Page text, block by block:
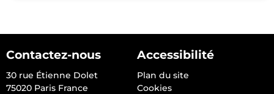
Contactez-nous
30 rue Étienne Dolet
75020 Paris France
Accessibilité
Plan du site
Cookies